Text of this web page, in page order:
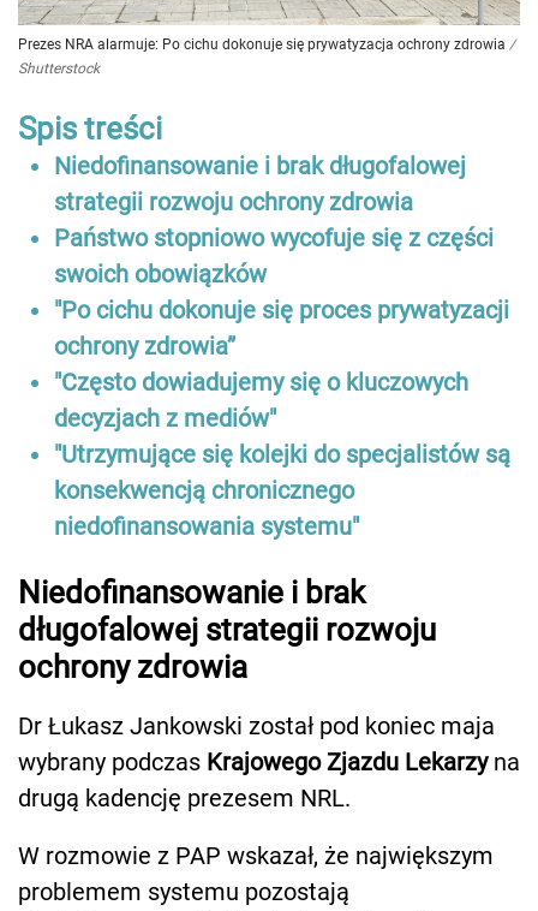
Prezes NRA alarmuje: Po cichu dokonuje się prywatyzacja ochrony zdrowia /
Shutterstock
Spis treści
Niedofinansowanie i brak długofalowej
strategii rozwoju ochrony zdrowia
Państwo stopniowo wycofuje się z części
swoich obowiązków
"Po cichu dokonuje się proces prywatyzacji
ochrony zdrowia”
"Często dowiadujemy się o kluczowych
decyzjach z mediów"
"Utrzymujące się kolejki do specjalistów są
konsekwencją chronicznego
niedofinansowania systemu"
Niedofinansowanie i brak
długofalowej strategii rozwoju
ochrony zdrowia
Dr Łukasz Jankowski został pod koniec maja
wybrany podczas Krajowego Zjazdu Lekarzyna
drugą kadencję prezesem NRL.
W rozmowie z PAP wskazał, że największym
problemem systemu pozostają